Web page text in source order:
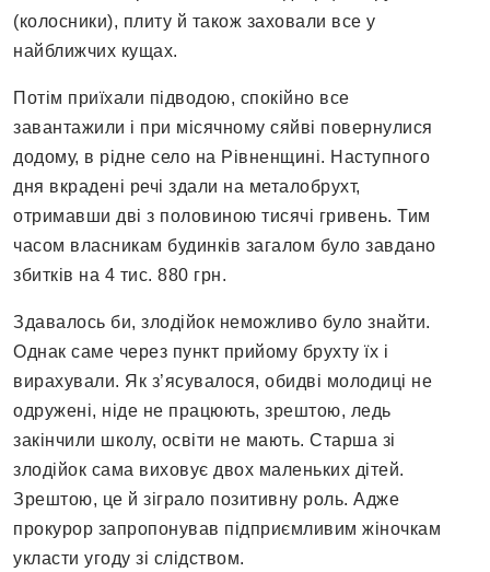
(колосники), плиту й також заховали все у
найближчих кущах.
Потім приїхали підводою, спокійно все
завантажили і при місячному сяйві повернулися
додому, в рідне село на Рівненщині. Наступного
дня вкрадені речі здали на металобрухт,
отримавши дві з половиною тисячі гривень. Тим
часом власникам будинків загалом було завдано
збитків на 4 тис. 880 грн.
Здавалось би, злодійок неможливо було знайти.
Однак саме через пункт прийому брухту їх і
вирахували. Як з’ясувалося, обидві молодиці не
одружені, ніде не працюють, зрештою, ледь
закінчили школу, освіти не мають. Старша зі
злодійок сама виховує двох маленьких дітей.
Зрештою, це й зіграло позитивну роль. Адже
прокурор запропонував підприємливим жіночкам
укласти угоду зі слідством.